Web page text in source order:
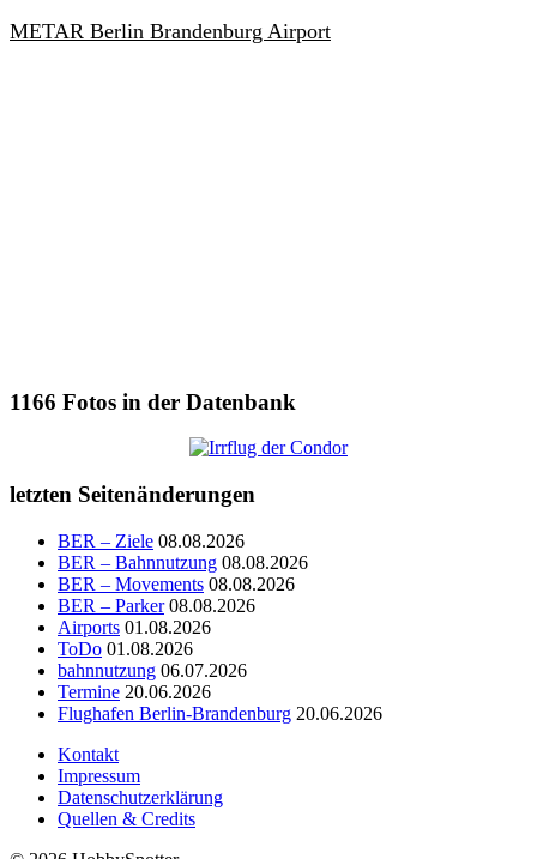
METAR Berlin Brandenburg Airport
1166 Fotos in der Datenbank
letzten Seitenänderungen
BER – Ziele 08.08.2026
BER – Bahnnutzung 08.08.2026
BER – Movements 08.08.2026
BER – Parker 08.08.2026
Airports 01.08.2026
ToDo 01.08.2026
bahnnutzung 06.07.2026
Termine 20.06.2026
Flughafen Berlin-Brandenburg 20.06.2026
Kontakt
Impressum
Datenschutzerklärung
Quellen & Credits